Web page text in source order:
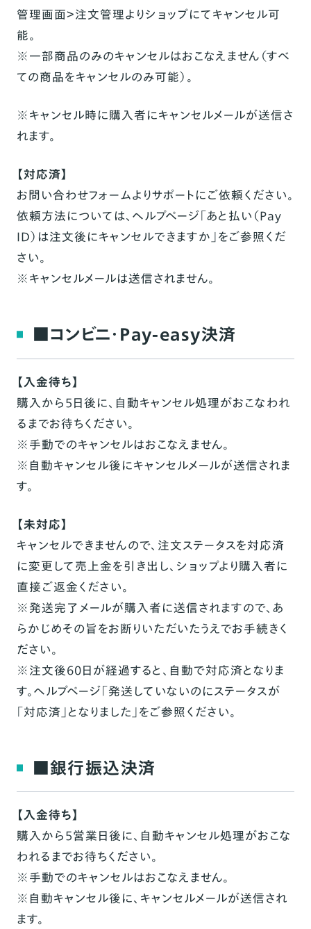
管理画面＞注文管理よりショップにてキャンセル可
能。
※一部商品のみのキャンセルはおこなえません（すべ
ての商品をキャンセルのみ可能）。
※キャンセル時に購入者にキャンセルメールが送信さ
れます。
【対応済】
お問い合わせフォームよりサポートにご依頼ください。
依頼方法については、ヘルプページ「あと払い（Pay
ID）は注文後にキャンセルできますか」をご参照くだ
さい。
※キャンセルメールは送信されません。
■コンビニ・Pay-easy決済
【入金待ち】
購入から5日後に、自動キャンセル処理がおこなわれ
るまでお待ちください。
※手動でのキャンセルはおこなえません。
※自動キャンセル後にキャンセルメールが送信されま
す。
【未対応】
キャンセルできませんので、注文ステータスを対応済
に変更して売上金を引き出し、ショップより購入者に
直接ご返金ください。
※発送完了メールが購入者に送信されますので、あ
らかじめその旨をお断りいただいたうえでお手続きく
ださい。
※注文後60日が経過すると、自動で対応済となりま
す。ヘルプページ「発送していないのにステータスが
「対応済」となりました 」をご参照ください。
■銀行振込決済
【入金待ち】
購入から5営業日後に、自動キャンセル処理がおこな
われるまでお待ちください。
※手動でのキャンセルはおこなえません。
※自動キャンセル後に、キャンセルメールが送信され
ます。